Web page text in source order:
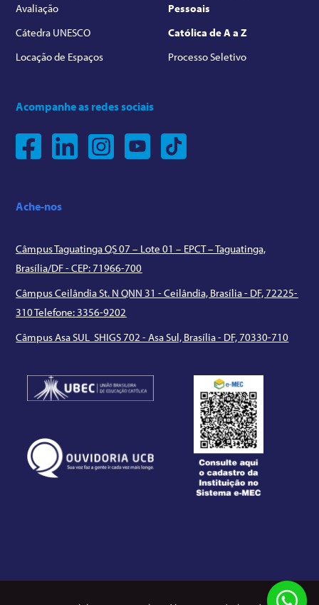
Avaliação
Cátedra UNESCO
Locação de Espaços
Pessoais
Católica de A a Z
Processo Seletivo
Acompanhe as redes sociais
Ache-nos
Câmpus Taguatinga QS 07 – Lote 01 – EPCT – Taguatinga,
Brasília/DF - CEP: 71966-700
Câmpus Ceilândia St. N QNN 31 - Ceilândia, Brasília - DF, 72225-
310 Telefone: 3356-9202
Câmpus Asa SUL SHIGS 702 - Asa Sul, Brasília - DF, 70330-710